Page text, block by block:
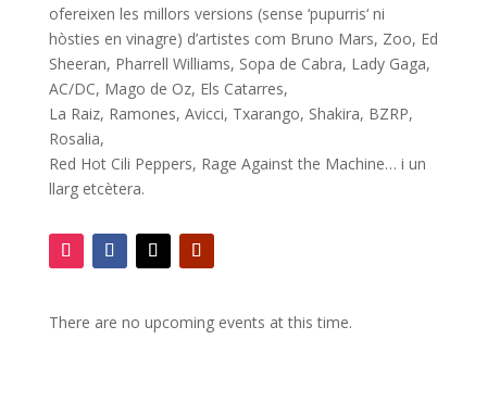
ofereixen les millors versions (sense ‘pupurris‘ ni
hòsties en vinagre) d’artistes com Bruno Mars, Zoo, Ed
Sheeran, Pharrell Williams, Sopa de Cabra, Lady Gaga,
AC/DC, Mago de Oz, Els Catarres,
La Raiz, Ramones, Avicci, Txarango, Shakira, BZRP,
Rosalia,
Red HotCili Peppers, Rage Against the Machine… i un
llarg etcètera.
There are no upcoming events at this time.